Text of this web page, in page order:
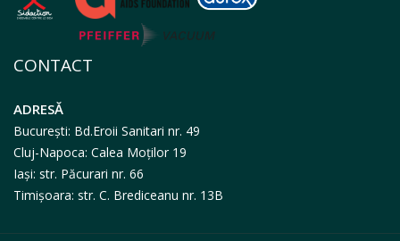
CONTACT
ADRESĂ
București: Bd.Eroii Sanitari nr. 49
Cluj-Napoca: Calea Moților 19
Iași: str. Păcurari nr. 66
Timișoara: str. C. Brediceanu nr. 13B